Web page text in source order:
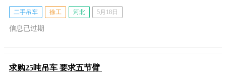
二手吊车 徐工 河北 5月18日
信息已过期
求购25吨吊车 要求五节臂